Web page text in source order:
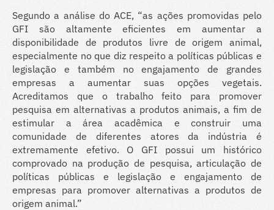
Segundo a análise do ACE, “as ações promovidas pelo
GFI são altamente eficientes em aumentar a
disponibilidade de produtos livre de origem animal,
especialmente no que diz respeito a políticas públicas e
legislação e também no engajamento de grandes
empresas a aumentar suas opções vegetais.
Acreditamos que o trabalho feito para promover
pesquisa em alternativas a produtos animais, a fim de
estimular a área acadêmica e construir uma
comunidade de diferentes atores da indústria é
extremamente efetivo. O GFI possui um histórico
comprovado na produção de pesquisa, articulação de
políticas públicas e legislação e engajamento de
empresas para promover alternativas a produtos de
origem animal.”